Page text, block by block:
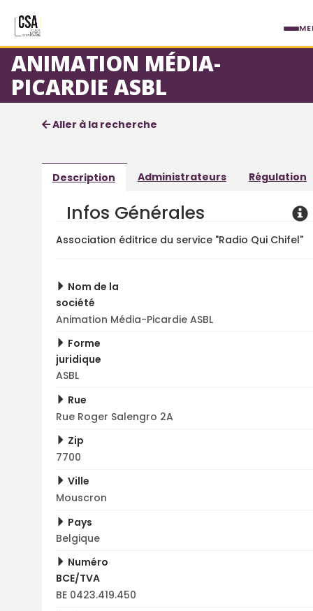
ANIMATION MÉDIA-
PICARDIE ASBL
Fiche société
Informations détaillées
Aller à la recherche
Description Administrateurs Régulation
Infos Générales
Association éditrice du service "Radio Qui Chifel"
Nom de la
société
Animation Média-Picardie ASBL
Forme
juridique
ASBL
Rue
Rue Roger Salengro 2A
Zip
7700
Ville
Mouscron
Pays
Belgique
Numéro
BCE/TVA
BE 0423.419.450